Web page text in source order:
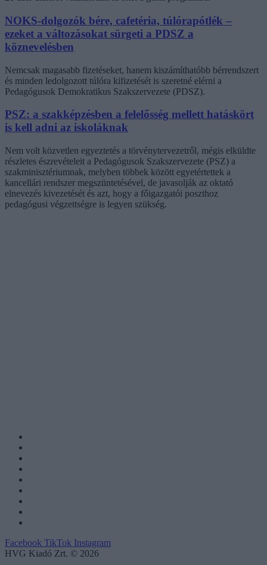
NOKS-dolgozók bére, cafetéria, túlórapótlék –
ezeket a változásokat sürgeti a PDSZ a
köznevelésben
Nemcsak magasabb fizetéseket, hanem kiszámíthatóbb bérrendszert
és minden ledolgozott túlóra kifizetését is szeretné elérni a
Pedagógusok Demokratikus Szakszervezete (PDSZ).
PSZ: a szakképzésben a felelősség mellett hatáskört
is kell adni az iskoláknak
Nem volt közvetlen egyeztetés a törvénytervezetről, mégis elküldte
részletes észrevételeit a Pedagógusok Szakszervezete (PSZ) a
szakminisztériumnak, melyben többek között egyetértettek a
kancellári rendszer megszüntetésével, de javasolják az oktató
elnevezés kivezetését és azt, hogy a főigazgatói poszthoz
pedagógusi végzettségre is legyen szükség.
Facebook TikTok Instagram
HVG Kiadó Zrt. © 2026